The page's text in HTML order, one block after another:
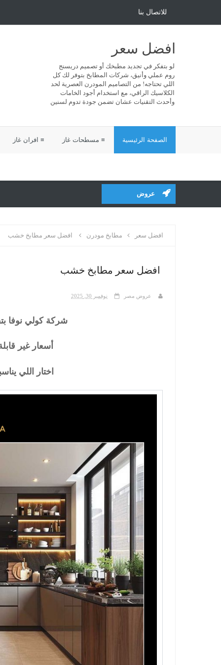
للاتصال بنا
افضل سعر
لو بتفكر في تجديد مطبخك أو تصميم دريسنج
روم عملي وأنيق، شركات المطابخ بتوفر لك كل
اللي تحتاجه! من التصاميم المودرن العصرية لحد
الكلاسيك الراقي، مع استخدام أجود الخامات
وأحدث التقنيات عشان تضمن جودة تدوم لسنين
الصفحة الرئيسية ≡ مسطحات غاز ≡ افران غاز
عروض
افضل سعر مطابخ مودرن افضل سعر مطابخ خشب
افضل سعر مطابخ خشب
عروض مصر نوفمبر 30, 2025
شركة كولي نوفا
أسعار غير
اختار اللي